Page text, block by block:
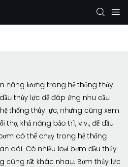
năng lượng trong hệ thống thủy
thủy lực để đáp ứng nhu cầu
thống thủy lực, nhưng cũng xem
thọ, khả năng bảo trì, v.v., để dầu
có thể chạy trong hệ thống
dài. Có nhiều loại bơm dầu thủy
cũng rất khác nhau. Bơm thủy lực